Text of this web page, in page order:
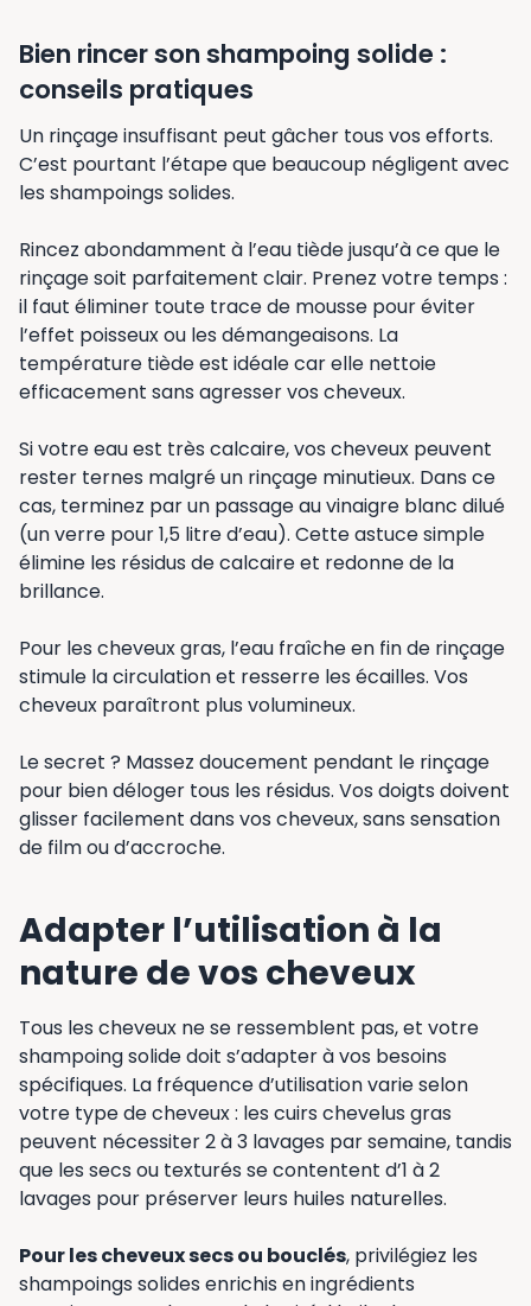
Bien rincer son shampoing solide :
conseils pratiques
Un rinçage insuffisant peut gâcher tous vos efforts.
C’est pourtant l’étape que beaucoup négligent avec
les shampoings solides.
Rincez abondamment à l’eau tiède jusqu’à ce que le
rinçage soit parfaitement clair. Prenez votre temps :
il faut éliminer toute trace de mousse pour éviter
l’effet poisseux ou les démangeaisons. La
température tiède est idéale car elle nettoie
efficacement sans agresser vos cheveux.
Si votre eau est très calcaire, vos cheveux peuvent
rester ternes malgré un rinçage minutieux. Dans ce
cas, terminez par un passage au vinaigre blanc dilué
(un verre pour 1,5 litre d’eau). Cette astuce simple
élimine les résidus de calcaire et redonne de la
brillance.
Pour les cheveux gras, l’eau fraîche en fin de rinçage
stimule la circulation et resserre les écailles. Vos
cheveux paraîtront plus volumineux.
Le secret ? Massez doucement pendant le rinçage
pour bien déloger tous les résidus. Vos doigts doivent
glisser facilement dans vos cheveux, sans sensation
de film ou d’accroche.
Adapter l’utilisation à la
nature de vos cheveux
Tous les cheveux ne se ressemblent pas, et votre
shampoing solide doit s’adapter à vos besoins
spécifiques. La fréquence d’utilisation varie selon
votre type de cheveux : les cuirs chevelus gras
peuvent nécessiter 2 à 3 lavages par semaine, tandis
que les secs ou texturés se contentent d’1 à 2
lavages pour préserver leurs huiles naturelles.
Pour les cheveux secs ou bouclés, privilégiez les
shampoings solides enrichis en ingrédients